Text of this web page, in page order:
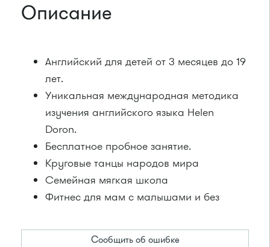
Описание
Английский для детей от 3 месяцев до 19
лет.
Уникальная международная методика
изучения английского языка Helen
Doron.
Бесплатное пробное занятие.
Круговые танцы народов мира
Семейная мягкая школа
Фитнес для мам с малышами и без
Сообщить об ошибке